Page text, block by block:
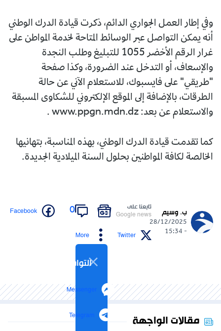
وفي إطار العمل الجواري الدائم، ذكرت قيادة الدرك الوطني
أنه يمكن التواصل عبر الوسائط المتاحة لخدمة المواطن على
غرار الرقم الأخضر 1055 للتبليغ وطلب النجدة
والإسعاف، أو التدخل عند الضرورة، وكذا صفحة
"طريقي" على فايسبوك، للاستعلام الآني عن حالة
الطرقات، بالإضافة إلى الموقع الإلكتروني للشكاوى المسبقة
والاستعلام عن بعد: www.ppgn.mdn.dz .
كما تقدمت قيادة الدرك الوطني، بهذه المناسبة، بتهانيها
الخالصة لكافة المواطنين بحلول السنة الميلادية الجديدة.
ب. وسيم
28/12/2025
- 15:34
تابعنا على
Google news
0
Facebook
Twitter
More
التواصل الاجتماعي
Messenger
Telegram مقالات الواجهة